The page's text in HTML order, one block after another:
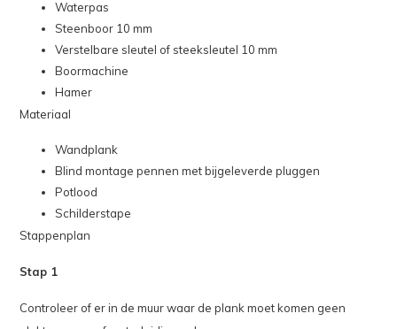
Waterpas
Steenboor 10 mm
Verstelbare sleutel of steeksleutel 10 mm
Boormachine
Hamer
Materiaal
Wandplank
Blind montage pennen met bijgeleverde pluggen
Potlood
Schilderstape
Stappenplan
Stap 1
Controleer of er in de muur waar de plank moet komen geen